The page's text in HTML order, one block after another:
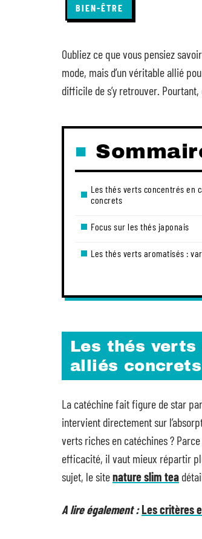
BIEN-ÊTRE
Oubliez ce que vous pensiez
mode, mais d’un véritable allié
difficile de s’y retrouver.
Les thés verts concentrés en
concrets
Focus sur les thés japonais
Les thés verts aromatisés :
Les thés verts
alliés concrets
La catéchine fait figure de star
intervient directement sur
verts riches en catéchines ?
efficacité, il vaut mieux répartir
sujet, le sitenature slim tea
A lire également :Les critères